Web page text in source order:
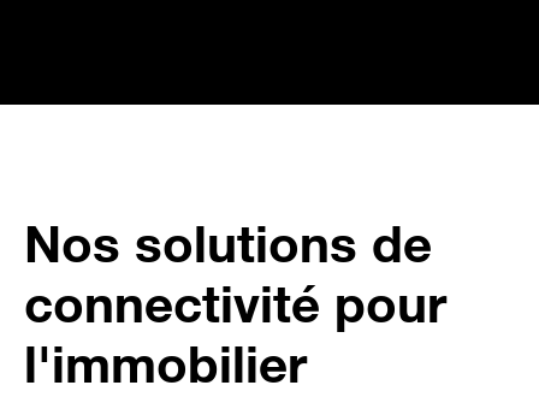
Nos solutions de
connectivité pour
l'immobilier